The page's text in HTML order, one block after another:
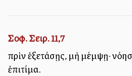
Σοφ. Σειρ. 11,7
πρὶν ἐξετάσῃς, μὴ μέμψῃ·
ἐπιτίμα.